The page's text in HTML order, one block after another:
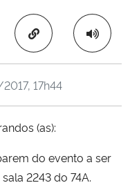
Copiar para área
17h44
(as):
do evento a ser
2243 do 74A.